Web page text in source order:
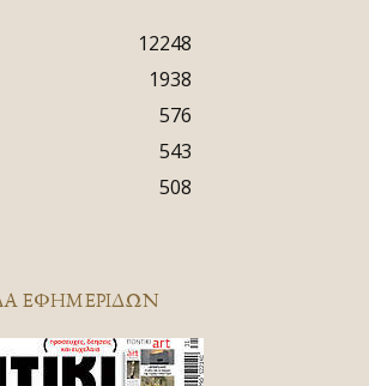
12248
1938
576
543
508
ΕΦΗΜΕΡΊΔΩΝ